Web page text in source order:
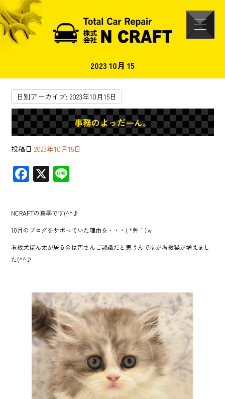
2023 10月 15
日別アーカイブ:2023年10月15日
事務のよっだーん。
投稿日 2023年10月15日
F
ac
e
b
o
ok
X
NCRAFTの真季です(^^♪
10月のブログをサボっていた理由を・・・( *´艸｀)ｗ
看板犬ぽん太が居るのは皆さんご認識だと思うんですが看板猫が増えまし
た(^^♪